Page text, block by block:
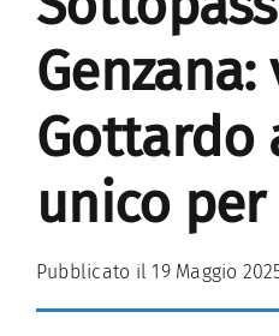
Genzana:
Gottardo
unico
Pubblicato il 19 Maggio